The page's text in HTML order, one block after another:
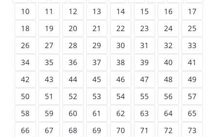
10
11 12 13 14 15 16
17
18
19 20 21 22 23 24
25
26
27 28 29 30 31 32
33
34
35 36 37 38 39 40
41
42
43 44 45 46 47 48
49
50
51 52 53 54 55 56
57
58
59 60 61 62 63 64
65
66
67 68 69 70 71 72
73